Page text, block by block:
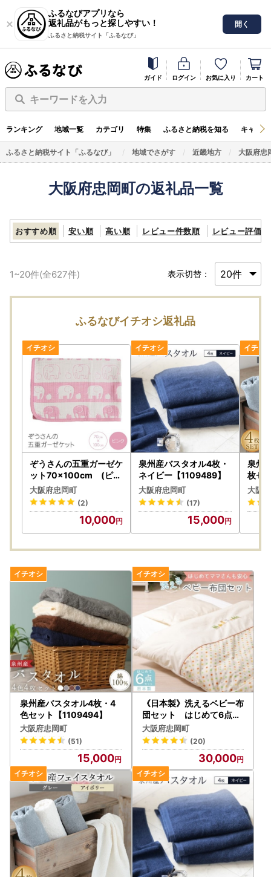
ふるなびアプリなら
返礼品がもっと探しやすい！
ふるさと納税サイト「ふるなび」
開く
ガイド ログイン お気に入り カート
キーワードを入力
ランキング 地域一覧 カテゴリ 特集 ふるさと納税を知る キャン
ふるさと納税サイト「ふるなび」 地域でさがす 近畿地方 大阪府忠
大阪府忠岡町の返礼品一覧
おすすめ順 安い順 高い順 レビュー件数順 レビュー評価順
1~20件(全627件) 表示切替：
ふるなびイチオシ返礼品
ぞうさんの五重ガーゼケ
ット70×100cm (ピン
ク)【1051179】
大阪府忠岡町
(2)
10,000
泉州産バスタオル4枚・
ネイビー【1109489】
大阪府忠岡町
(17)
15,000
泉州
枚セ
ボリ
大阪
泉州産バスタオル4枚・4
色セット【1109494】
大阪府忠岡町
(51)
15,000
《日本製》洗えるベビー布
団セット はじめて6点セ
ット (ベージュ)【10511
64】
大阪府忠岡町
(20)
30,000